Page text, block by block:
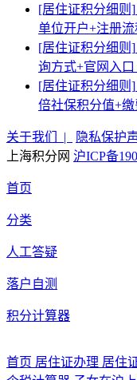
[居住证积分细则]
单位开户+注册
[居住证积分细则]
询方式+官网入口
[居住证积分细则]
倍社保积分值+
关于我们 | 隐私保护
上海积分网 沪ICP备
首页
分类
人工答疑
落户自测
积分计算器
首页 居住证办理 居住